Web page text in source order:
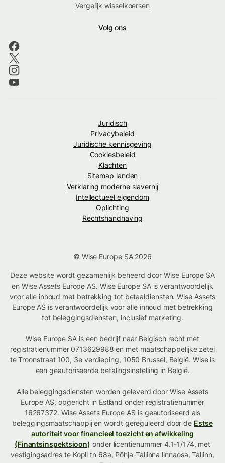
Vergelijk wisselkoersen
Volg ons
Juridisch
Privacybeleid
Juridische kennisgeving
Cookiesbeleid
Klachten
Sitemap landen
Verklaring moderne slavernij
Intellectueel eigendom
Oplichting
Rechtshandhaving
© Wise Europe SA 2026
Deze website wordt gezamenlijk beheerd door Wise Europe SA
en Wise Assets Europe AS. Wise Europe SA is verantwoordelijk
voor alle inhoud met betrekking tot betaaldiensten. Wise Assets
Europe AS is verantwoordelijk voor alle inhoud met betrekking
tot beleggingsdiensten, inclusief marketing.
Wise Europe SA is een bedrijf naar Belgisch recht met
registratienummer 0713629988 en met maatschappelijke zetel
te Troonstraat 100, 3e verdieping, 1050 Brussel, België. Wise is
een geautoriseerde betalingsinstelling in België.
Alle beleggingsdiensten worden geleverd door Wise Assets
Europe AS, opgericht in Estland onder registratienummer
16267372. Wise Assets Europe AS is geautoriseerd als
beleggingsmaatschappij en wordt gereguleerd door de Estse
autoriteit voor financieel toezicht en afwikkeling
(Finantsinspektsioon) onder licentienummer 4.1-1/174, met
vestigingsadres te Kopli tn 68a, Põhja-Tallinna linnaosa, Tallinn,